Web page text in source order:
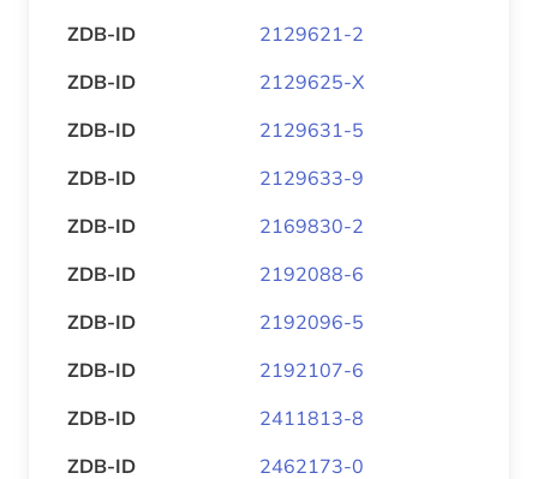
ZDB-ID
2129621-2
ZDB-ID
2129625-X
ZDB-ID
2129631-5
ZDB-ID
2129633-9
ZDB-ID
2169830-2
ZDB-ID
2192088-6
ZDB-ID
2192096-5
ZDB-ID
2192107-6
ZDB-ID
2411813-8
ZDB-ID
2462173-0